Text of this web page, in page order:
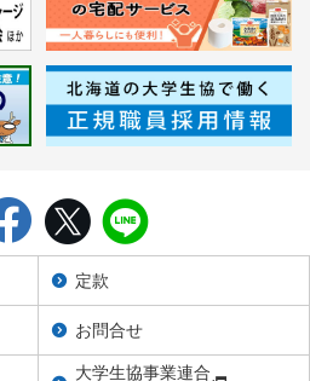
定款
お問合せ
大学生協事業連合